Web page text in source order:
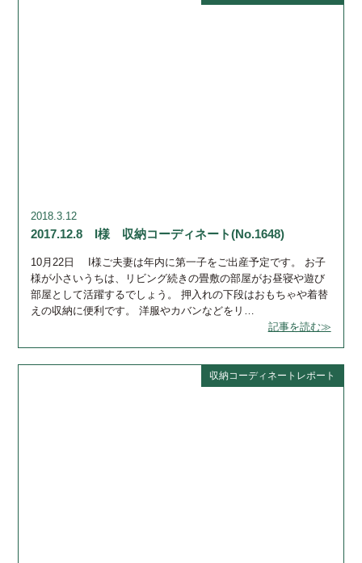
2018.3.12
2017.12.8 I様 収納コーディネート(No.1648)
10月22日 I様ご夫妻は年内に第一子をご出産予定です。 お子
様が小さいうちは、リビング続きの畳敷の部屋がお昼寝や遊び
部屋として活躍するでしょう。 押入れの下段はおもちゃや着替
えの収納に便利です。 洋服やカバンなどをリ…
記事を読む≫
収納コーディネートレポート